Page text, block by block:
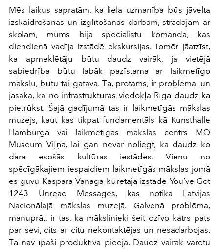
Mēs laikus sapratām, ka liela uzmanība būs jāvelta
izskaidrošanas un izglītošanas darbam, strādājām ar
skolām, mums bija speciālistu komanda, kas
diendienā vadīja izstādē ekskursijas. Tomēr jāatzīst,
ka apmeklētāju būtu daudz vairāk, ja vietējā
sabiedrība būtu labāk pazīstama ar laikmetīgo
mākslu, būtu tai gatava. Tā, protams, ir problēma, un
jāsaka, ka no infrastruktūras viedokļa Rīgā daudz kā
pietrūkst. Šajā gadījumā tas ir laikmetīgās mākslas
muzejs, kaut kas tikpat fundamentāls kā Kunsthalle
Hamburgā vai laikmetīgās mākslas centrs МО
Museum Viļņā, lai gan nevar noliegt, ka daudz ko
dara esošās kultūras iestādes. Vienu no
spēcīgākajiem iespaidiem laikmetīgās mākslas jomā
es guvu Kaspara Vanaga kūrētajā izstādē You’ve Got
1243 Unread Messages, kas notika Latvijas
Nacionālajā mākslas muzejā. Galvenā problēma,
manuprāt, ir tas, ka mākslinieki šeit dzīvo katrs pats
par sevi, cits ar citu nekontaktējas un nesadarbojas.
Tā nav īpaši produktīva pieeja. Daudz vairāk varētu